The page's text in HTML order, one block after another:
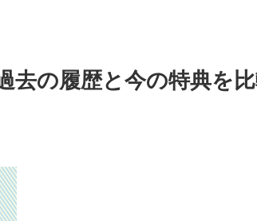
去の履歴と今の特典を